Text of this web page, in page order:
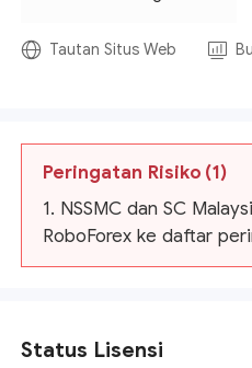
Tautan Situs Web
Peringatan Risiko (1)
1. NSSMC dan SC
RoboForex ke daftar
Status Lisensi